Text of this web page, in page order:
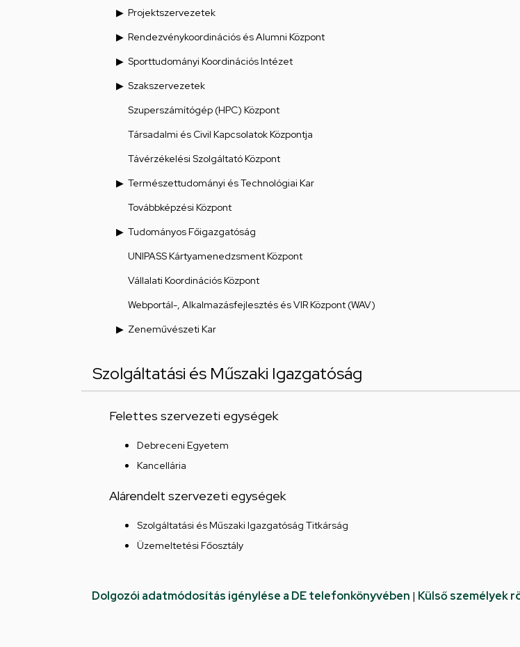
Projektszervezetek
Rendezvénykoordinációs és Alumni Központ
Sporttudományi Koordinációs Intézet
Szakszervezetek
Szuperszámítógép (HPC) Központ
Társadalmi és Civil Kapcsolatok Központja
Távérzékelési Szolgáltató Központ
Természettudományi és Technológiai Kar
Továbbképzési Központ
Tudományos Főigazgatóság
UNIPASS Kártyamenedzsment Központ
Vállalati Koordinációs Központ
Webportál-, Alkalmazásfejlesztés és VIR Központ (WAV)
Zeneművészeti Kar
Szolgáltatási és Műszaki Igazgatóság
Felettes szervezeti egységek
Debreceni Egyetem
Kancellária
Alárendelt szervezeti egységek
Szolgáltatási és Műszaki Igazgatóság Titkárság
Üzemeltetési Főosztály
Dolgozói adatmódosítás igénylése a DE telefonkönyvében | Külső személyek